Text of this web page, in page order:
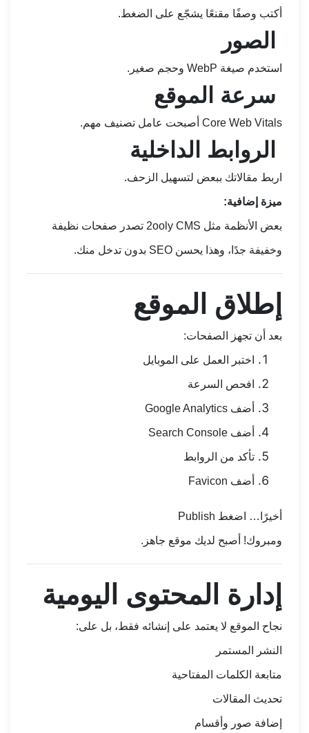
أكتب وصفًا مقنعًا يشجّع على الضغط.
الصور
استخدم صيغة WebP وحجم صغير.
سرعة الموقع
Core Web Vitals أصبحت عامل تصنيف مهم.
الروابط الداخلية
اربط مقالاتك ببعض لتسهيل الزحف.
ميزة إضافية:
بعض الأنظمة مثل 2ooly CMS تصدر صفحات نظيفة
وخفيفة جدًا، وهذا يحسن SEO بدون تدخل منك.
إطلاق الموقع
بعد أن تجهز الصفحات:
اختبر العمل على الموبايل
افحص السرعة
أضف Google Analytics
أضف Search Console
تأكد من الروابط
أضف Favicon
أخيرًا… اضغط Publish
ومبروك! أصبح لديك موقع جاهز.
إدارة المحتوى اليومية
نجاح الموقع لا يعتمد على إنشائه فقط، بل على:
النشر المستمر
متابعة الكلمات المفتاحية
تحديث المقالات
إضافة صور وأقسام